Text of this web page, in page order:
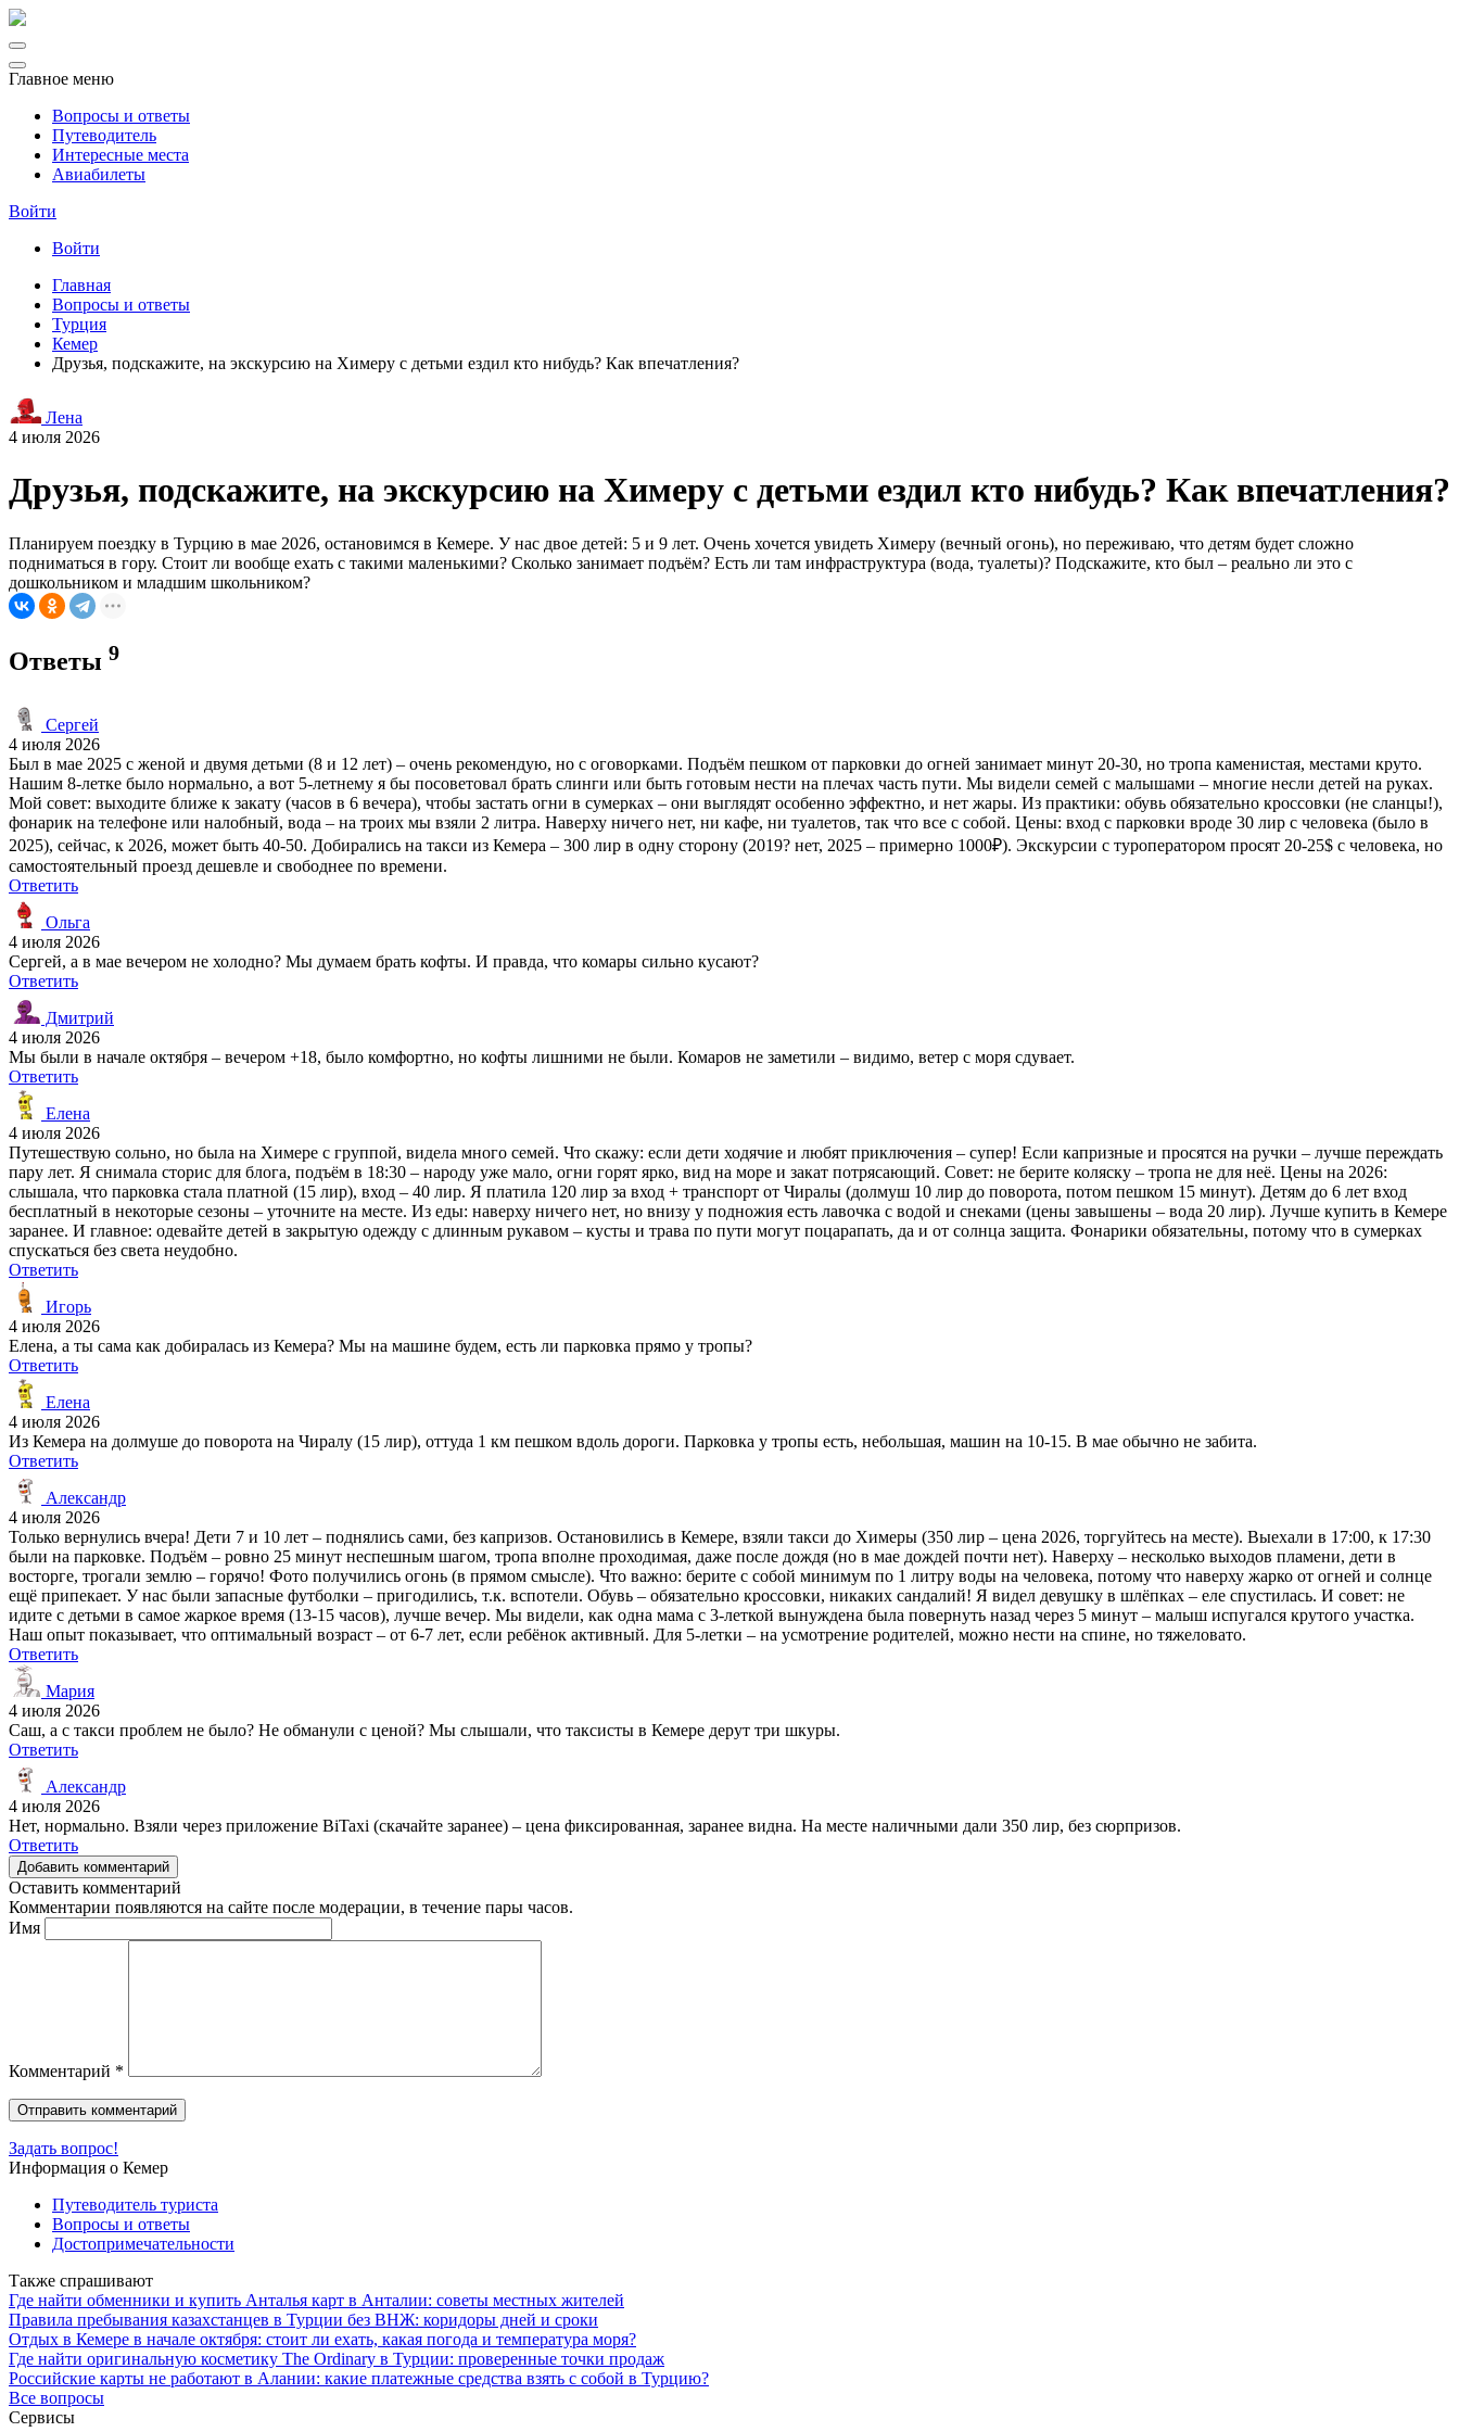
Главное меню
Вопросы и ответы
Путеводитель
Интересные места
Авиабилеты
Войти
Войти
Главная
Вопросы и ответы
Турция
Кемер
Друзья, подскажите, на экскурсию на Химеру с детьми ездил кто нибудь? Как впечатления?
Лена
4 июля 2026
Друзья, подскажите, на экскурсию на Химеру с детьми ездил кто нибудь? Как впечатления?
Планируем поездку в Турцию в мае 2026, остановимся в Кемере. У нас двое детей: 5 и 9 лет. Очень хочется увидеть Химеру (вечный огонь), но переживаю, что детям будет сложно
подниматься в гору. Стоит ли вообще ехать с такими маленькими? Сколько занимает подъём? Есть ли там инфраструктура (вода, туалеты)? Подскажите, кто был – реально ли это с
дошкольником и младшим школьником?
Ответы 9
Сергей
4 июля 2026
Был в мае 2025 с женой и двумя детьми (8 и 12 лет) – очень рекомендую, но с оговорками. Подъём пешком от парковки до огней занимает минут 20-30, но тропа каменистая, местами круто.
Нашим 8-летке было нормально, а вот 5-летнему я бы посоветовал брать слинги или быть готовым нести на плечах часть пути. Мы видели семей с малышами – многие несли детей на руках.
Мой совет: выходите ближе к закату (часов в 6 вечера), чтобы застать огни в сумерках – они выглядят особенно эффектно, и нет жары. Из практики: обувь обязательно кроссовки (не сланцы!),
фонарик на телефоне или налобный, вода – на троих мы взяли 2 литра. Наверху ничего нет, ни кафе, ни туалетов, так что все с собой. Цены: вход с парковки вроде 30 лир с человека (было в
2025), сейчас, к 2026, может быть 40-50. Добирались на такси из Кемера – 300 лир в одну сторону (2019? нет, 2025 – примерно 1000₽). Экскурсии с туроператором просят 20-25$ с человека, но
самостоятельный проезд дешевле и свободнее по времени.
Ответить
Ольга
4 июля 2026
Сергей, а в мае вечером не холодно? Мы думаем брать кофты. И правда, что комары сильно кусают?
Ответить
Дмитрий
4 июля 2026
Мы были в начале октября – вечером +18, было комфортно, но кофты лишними не были. Комаров не заметили – видимо, ветер с моря сдувает.
Ответить
Елена
4 июля 2026
Путешествую сольно, но была на Химере с группой, видела много семей. Что скажу: если дети ходячие и любят приключения – супер! Если капризные и просятся на ручки – лучше переждать
пару лет. Я снимала сторис для блога, подъём в 18:30 – народу уже мало, огни горят ярко, вид на море и закат потрясающий. Совет: не берите коляску – тропа не для неё. Цены на 2026:
слышала, что парковка стала платной (15 лир), вход – 40 лир. Я платила 120 лир за вход + транспорт от Чиралы (долмуш 10 лир до поворота, потом пешком 15 минут). Детям до 6 лет вход
бесплатный в некоторые сезоны – уточните на месте. Из еды: наверху ничего нет, но внизу у подножия есть лавочка с водой и снеками (цены завышены – вода 20 лир). Лучше купить в Кемере
заранее. И главное: одевайте детей в закрытую одежду с длинным рукавом – кусты и трава по пути могут поцарапать, да и от солнца защита. Фонарики обязательны, потому что в сумерках
спускаться без света неудобно.
Ответить
Игорь
4 июля 2026
Елена, а ты сама как добиралась из Кемера? Мы на машине будем, есть ли парковка прямо у тропы?
Ответить
Елена
4 июля 2026
Из Кемера на долмуше до поворота на Чиралу (15 лир), оттуда 1 км пешком вдоль дороги. Парковка у тропы есть, небольшая, машин на 10-15. В мае обычно не забита.
Ответить
Александр
4 июля 2026
Только вернулись вчера! Дети 7 и 10 лет – поднялись сами, без капризов. Остановились в Кемере, взяли такси до Химеры (350 лир – цена 2026, торгуйтесь на месте). Выехали в 17:00, к 17:30
были на парковке. Подъём – ровно 25 минут неспешным шагом, тропа вполне проходимая, даже после дождя (но в мае дождей почти нет). Наверху – несколько выходов пламени, дети в
восторге, трогали землю – горячо! Фото получились огонь (в прямом смысле). Что важно: берите с собой минимум по 1 литру воды на человека, потому что наверху жарко от огней и солнце
ещё припекает. У нас были запасные футболки – пригодились, т.к. вспотели. Обувь – обязательно кроссовки, никаких сандалий! Я видел девушку в шлёпках – еле спустилась. И совет: не
идите с детьми в самое жаркое время (13-15 часов), лучше вечер. Мы видели, как одна мама с 3-леткой вынуждена была повернуть назад через 5 минут – малыш испугался крутого участка.
Наш опыт показывает, что оптимальный возраст – от 6-7 лет, если ребёнок активный. Для 5-летки – на усмотрение родителей, можно нести на спине, но тяжеловато.
Ответить
Мария
4 июля 2026
Саш, а с такси проблем не было? Не обманули с ценой? Мы слышали, что таксисты в Кемере дерут три шкуры.
Ответить
Александр
4 июля 2026
Нет, нормально. Взяли через приложение BiTaxi (скачайте заранее) – цена фиксированная, заранее видна. На месте наличными дали 350 лир, без сюрпризов.
Ответить
Добавить комментарий
Оставить комментарий
Комментарии появляются на сайте после модерации, в течение пары часов.
Имя
Комментарий *
Задать вопрос!
Информация о Кемер
Путеводитель туриста
Вопросы и ответы
Достопримечательности
Также спрашивают
Где найти обменники и купить Анталья карт в Анталии: советы местных жителей
Правила пребывания казахстанцев в Турции без ВНЖ: коридоры дней и сроки
Отдых в Кемере в начале октября: стоит ли ехать, какая погода и температура моря?
Где найти оригинальную косметику The Ordinary в Турции: проверенные точки продаж
Российские карты не работают в Алании: какие платежные средства взять с собой в Турцию?
Все вопросы
Сервисы